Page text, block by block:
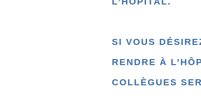
SI VOUS
RENDRE À
COLLÈGUES